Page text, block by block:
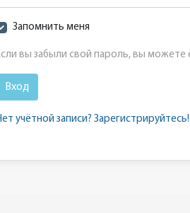
Запомнить меня
вы забыли свой пароль, вы можете
Вход
учётной записи? Зарегистрируйтесь!